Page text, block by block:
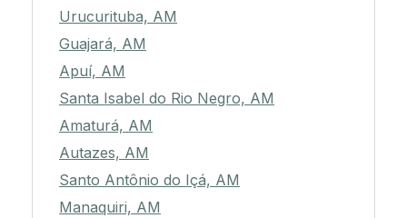
Urucurituba, AM
Guajará, AM
Apuí, AM
Santa Isabel do Rio Negro, AM
Amaturá, AM
Autazes, AM
Santo Antônio do Içá, AM
Manaquiri, AM